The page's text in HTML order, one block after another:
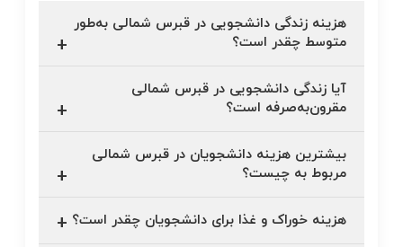
هزینه زندگی دانشجویی در قبرس شمالی به‌طور
متوسط چقدر است؟
آیا زندگی دانشجویی در قبرس شمالی
مقرون‌به‌صرفه است؟
بیشترین هزینه دانشجویان در قبرس شمالی
مربوط به چیست؟
هزینه خوراک و غذا برای دانشجویان چقدر است؟